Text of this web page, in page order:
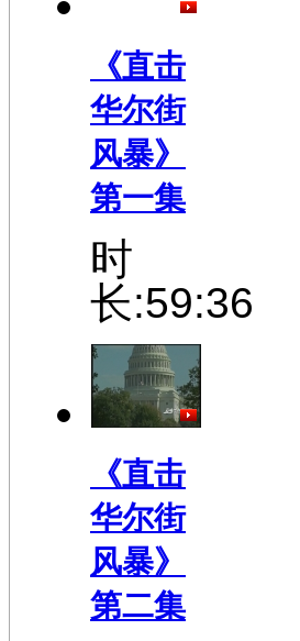
《直击
华尔街
风暴》
第一集
时
长:59:36
《直击
华尔街
风暴》
第二集